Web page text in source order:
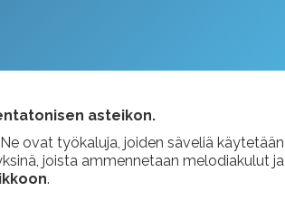
asteikon.
ovat työkaluja, joiden säveliä käytetään
joista ammennetaan melodiakulut ja
.